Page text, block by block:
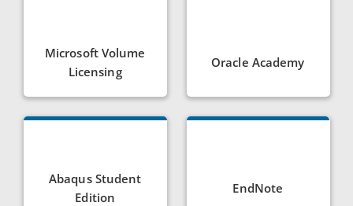
Microsoft Volume
Licensing
Oracle Academy
Abaqus Student
Edition
EndNote